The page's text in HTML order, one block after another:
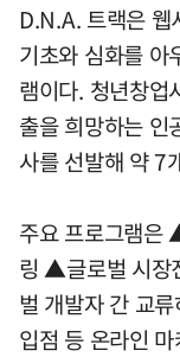
D.N.A. 트랙은 웹
기초와 심화를 아
램이다. 청년창업
출을 희망하는
사를 선발해 약 7
주요 프로그램은
링 ▲글로벌 시장
벌 개발자 간 교
입점 등 온라인